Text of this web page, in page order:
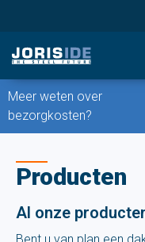
Meer weten over
bezorgkosten?
Producten
Al onze